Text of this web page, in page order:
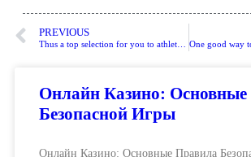
PREVIOUS
Онлайн Казино:
Безопасной Игры
Онлайн Казино: Основные Правила